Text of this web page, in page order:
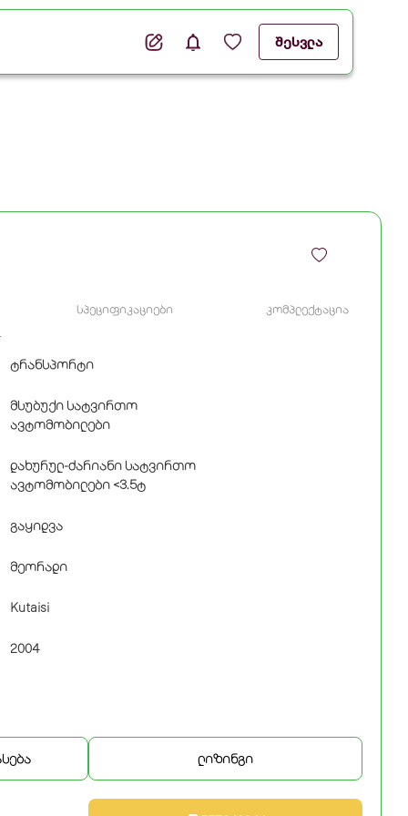
შესვლა
სპეციფიკაციები კომპლექტაცია
ტრანსპორტი
მსუბუქი სატვირთო
ავტომობილები
დახურულ-ძარიანი სატვირთო
ავტომობილები <3.5ტ
გაყიდვა
მეორადი
Kutaisi
2004
ლიზინგი